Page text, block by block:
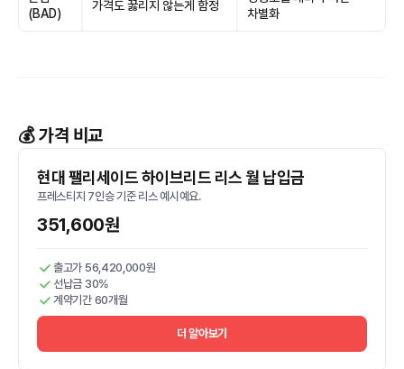
(BAD)
가격도 꿇리지 않는게 함정
차별화
💰 가격 비교
현대 팰리세이드 하이브리드 리스 월 납입금
프레스티지 7인승 기준 리스 예시예요.
351,600원
출고가 56,420,000원
선납금 30%
계약기간 60개월
더 알아보기